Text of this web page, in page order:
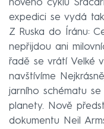
nového cyklu
expedici se vydá
Z Ruska do Íránu:
nepřijdou ani
řadě se vrátí Velké
navštívíme
jarního schématu
planety. Nově
dokumentu Neil